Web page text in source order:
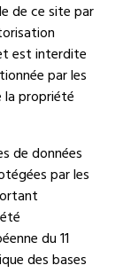
de ce site par
est interdite
par les
la propriété
de données
par les
du 11
des bases